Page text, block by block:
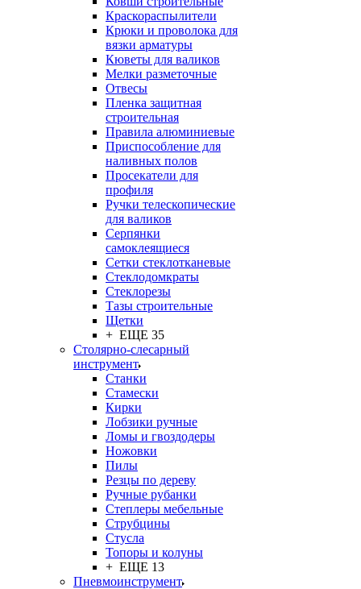
Краскораспылители
Крюки и проволока для
вязки арматуры
Кюветы для валиков
Мелки разметочные
Отвесы
Пленка защитная
строительная
Правила алюминиевые
Приспособление для
наливных полов
Просекатели для
профиля
Ручки телескопические
для валиков
Серпянки
самоклеящиеся
Сетки стеклотканевые
Стеклодомкраты
Стеклорезы
Тазы строительные
Щетки
+ ЕЩЕ 35
Столярно-слесарный
инструмент
Станки
Стамески
Кирки
Лобзики ручные
Ломы и гвоздодеры
Ножовки
Пилы
Резцы по дереву
Ручные рубанки
Степлеры мебельные
Струбцины
Стусла
Топоры и колуны
+ ЕЩЕ 13
Пневмоинструмент